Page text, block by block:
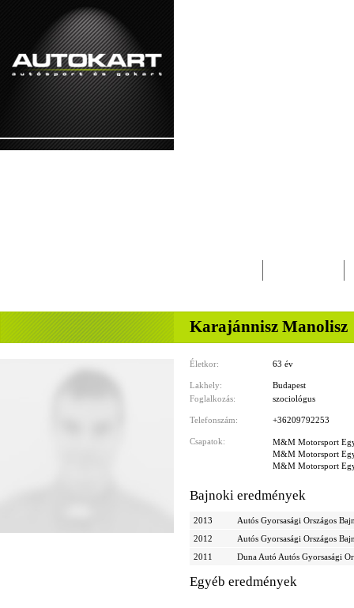
Karajánnisz Manolisz
Életkor: 63 év
Lakhely:
Budapest
Foglalkozás:
szociológus
Telefonszám: +36209792253
Csapatok:
M&M Motorsport
M&M Motorsport
M&M Motorsport
Bajnoki eredmények
2013
Autós Gyorsasági Országos
2012
Autós Gyorsasági Országos
2011
Duna Autó Autós Gyorsasági
Egyéb eredmények